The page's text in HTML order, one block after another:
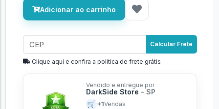
Adicionar ao carrinho
Calcular Frete
Clique aqui e confira a politíca de frete grátis
Vendido e entregue por
DarkSide Store - SP
🛒 +1Vendas